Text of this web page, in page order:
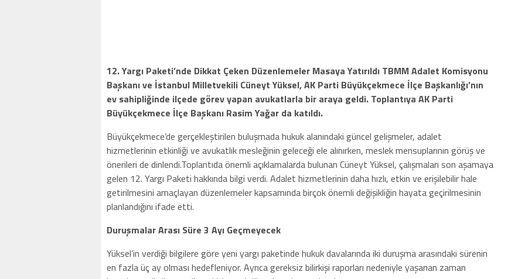
12. Yargı Paketi’nde Dikkat Çeken Düzenlemeler Masaya Yatırıldı TBMM Adalet Komisyonu
Başkanı ve İstanbul Milletvekili Cüneyt Yüksel, AK Parti Büyükçekmece İlçe Başkanlığı’nın
ev sahipliğinde ilçede görev yapan avukatlarla bir araya geldi. Toplantıya AK Parti
Büyükçekmece İlçe Başkanı Rasim Yağar da katıldı.
Büyükçekmece’de gerçekleştirilen buluşmada hukuk alanındaki güncel gelişmeler, adalet
hizmetlerinin etkinliği ve avukatlık mesleğinin geleceği ele alınırken, meslek mensuplarının görüş ve
önerileri de dinlendi.Toplantıda önemli açıklamalarda bulunan Cüneyt Yüksel, çalışmaları son aşamaya
gelen 12. Yargı Paketi hakkında bilgi verdi. Adalet hizmetlerinin daha hızlı, etkin ve erişilebilir hale
getirilmesini amaçlayan düzenlemeler kapsamında birçok önemli değişikliğin hayata geçirilmesinin
planlandığını ifade etti.
Duruşmalar Arası Süre 3 Ayı Geçmeyecek
Yüksel’in verdiği bilgilere göre yeni yargı paketinde hukuk davalarında iki duruşma arasındaki sürenin
en fazla üç ay olması hedefleniyor. Ayrıca gereksiz bilirkişi raporları nedeniyle yaşanan zaman